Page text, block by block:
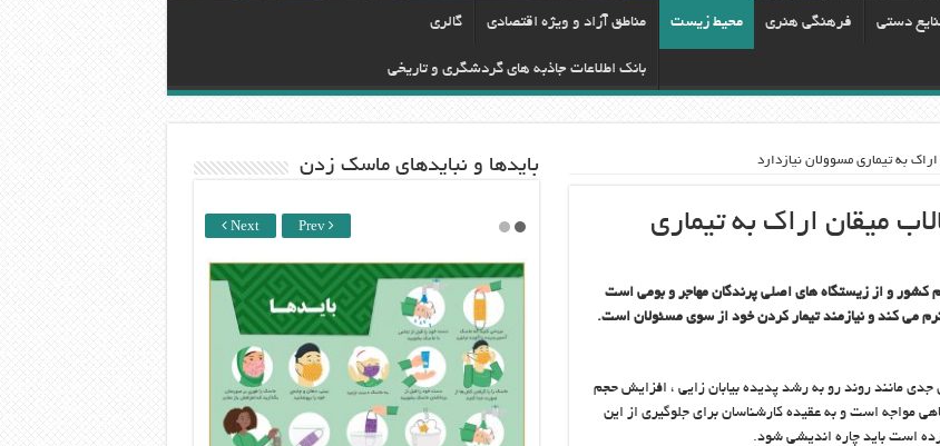
دستی فرهنگی هنری محيط زيست مناطق آزاد و ویژه اقتصادی گالری
بانک اطلاعات جاذبه های گردشگری و تاریخی
به تيماري مسوولان نيازدارد
ميقان اراك به تيماري
اراك در استان مركزي يكي از ۱۰ تالاب مهم كشور و از زيستگاه هاي اصلي پرندگان مهاجر و بومي است
مي كند و نيازمند تيمار كردن خود از سوي مسئولان است.
جدي مانند روند رو به رشد پديده بيابان زايي ، افزايش حجم
مواجه است و به عقيده كارشناسان براي جلوگيري از اين
است بايد چاره انديشي شود.
باید‌ها و نبایدهای ماسک زدن
Next Prev